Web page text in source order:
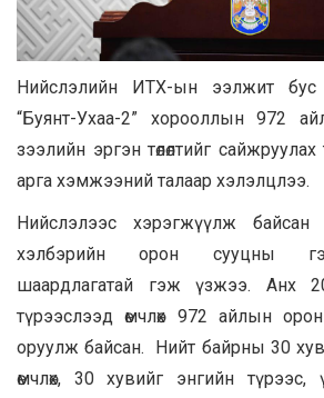
Нийслэлийн ИТХ-ын ээлжит бус
“Буянт-Ухаа-2” хорооллын 972
зээлийн эргэн төлөлтийг
арга хэмжээний талаар хэлэлцлээ.
Нийслэлээс хэрэгжүүлж байсан
хэлбэрийн орон сууцны
шаардлагатай гэж үзжээ. Анх
түрээслээд өмчлөх 972 айлын
оруулж байсан. Нийт байрны 30
өмчлөх, 30 хувийг энгийн